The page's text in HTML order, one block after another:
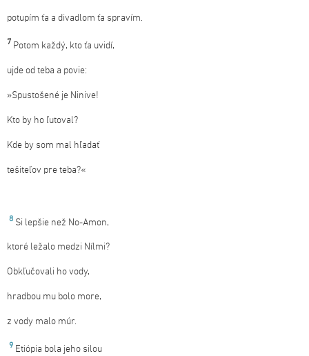
potupím ťa a divadlom ťa spravím.
7 Potom každý, kto ťa uvidí,
ujde od teba a povie:
»Spustošené je Ninive!
Kto by ho ľutoval?
Kde by som mal hľadať
tešiteľov pre teba?«
8 Si lepšie než No-Amon,
ktoré ležalo medzi Nílmi?
Obkľučovali ho vody,
hradbou mu bolo more,
z vody malo múr.
9 Etiópia bola jeho silou